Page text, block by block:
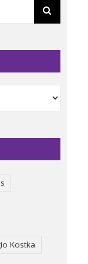
Kostka